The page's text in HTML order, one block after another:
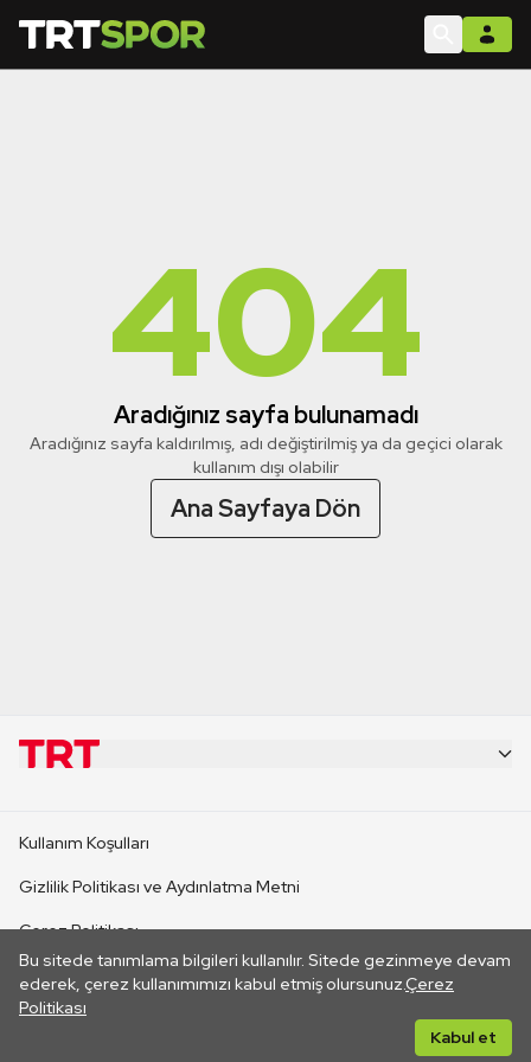
404
Aradığınız sayfa bulunamadı
Aradığınız sayfa kaldırılmış, adı değiştirilmiş ya da geçici olarak
kullanım dışı olabilir
Ana Sayfaya Dön
Bu sitede tanımlama bilgileri kullanılır. Sitede gezinmeye devam
ederek, çerez kullanımımızı kabul etmiş olursunuz.Çerez
Politikası
Kabul et
CANLI YAYINLAR
Kullanım Koşulları
Gizlilik Politikası ve Aydınlatma Metni
Çerez Politikası
İletişim
Her hakkı saklıdır. ©2026 TRT. Bağlantı yoluyla gidilen dış